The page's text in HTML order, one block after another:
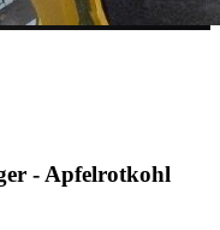
- Apfelrotkohl